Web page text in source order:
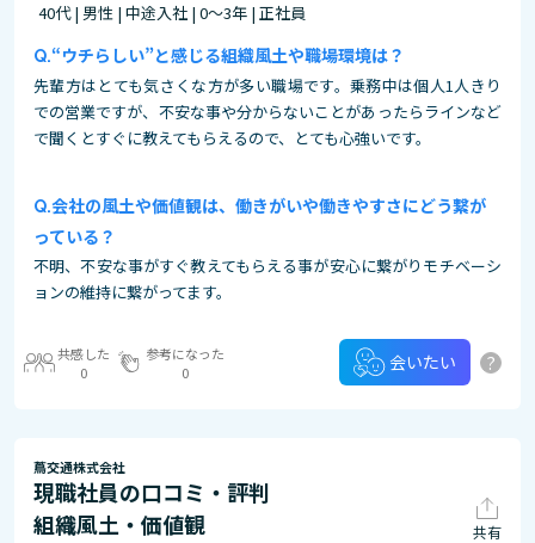
40代 | 男性 | 中途入社 | 0～3年 | 正社員
“ウチらしい”と感じる組織風土や職場環境は？
先輩方はとても気さくな方が多い職場です。乗務中は個人1人きり
での営業ですが、不安な事や分からないことがあったらラインなど
で聞くとすぐに教えてもらえるので、とても心強いです。
会社の風土や価値観は、働きがいや働きやすさにどう繋が
っている？
不明、不安な事がすぐ教えてもらえる事が安心に繋がりモチベーシ
ョンの維持に繋がってます。
共感した
0
参考になった
0
会いたい ?
蔦交通株式会社
現職社員の口コミ・評判
組織風土・価値観
共有